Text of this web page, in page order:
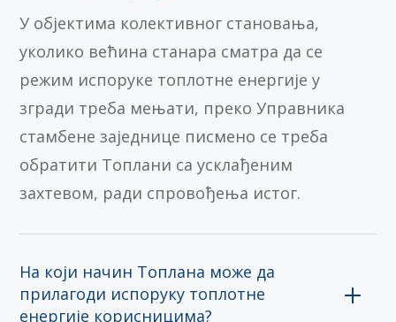
У објектима колективног становања,
уколико већина станара сматра да се
режим испоруке топлотне енергије у
згради треба мењати, преко Управника
стамбене заједнице писмено се треба
обратити Топлани са усклађеним
захтевом, ради спровођења истог.
На који начин Топлана може да
прилагоди испоруку топлотне
енергије корисницима?